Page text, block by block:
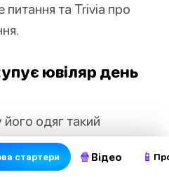
питання та Trivia про
ювіляр день
одяг такий
стартери 🍿 Відео 📱